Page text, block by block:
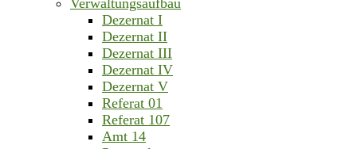
Dezernat I
Dezernat II
Dezernat III
Dezernat IV
Dezernat V
Referat 01
Referat 107
Amt 14